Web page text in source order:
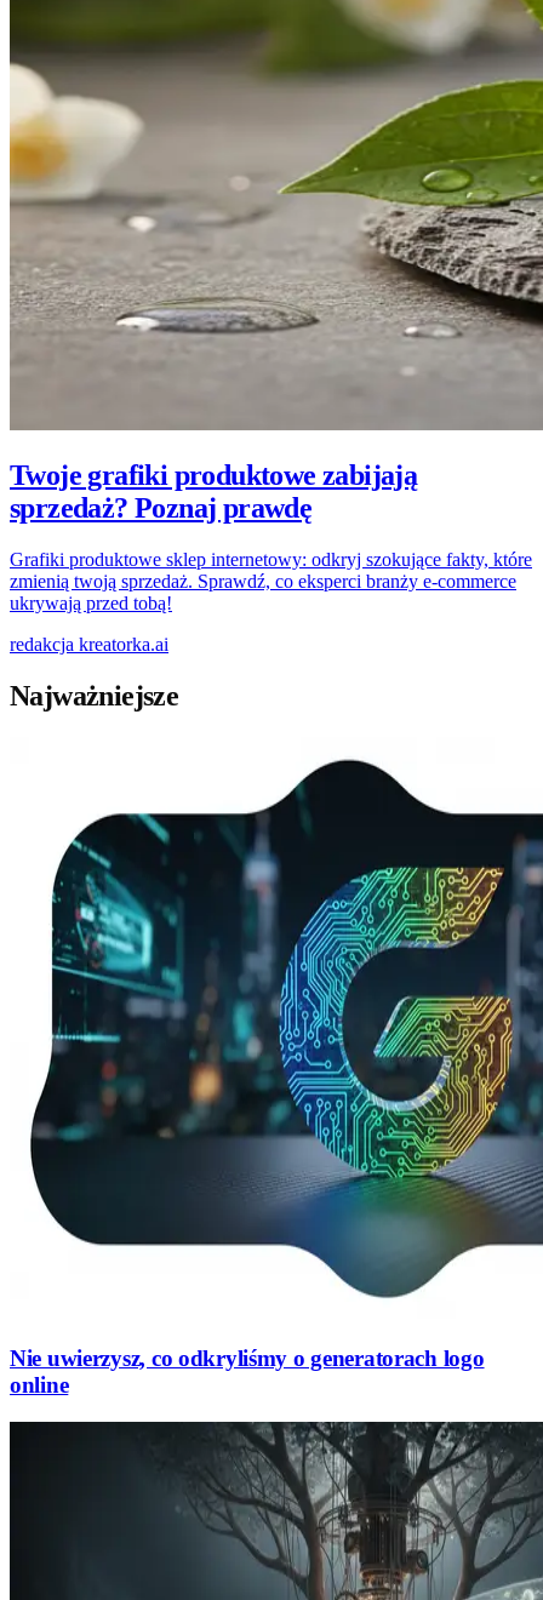
Twoje grafiki produktowe zabijają
sprzedaż? Poznaj prawdę
Grafiki produktowe sklep internetowy: odkryj szokujące fakty, które
zmienią twoją sprzedaż. Sprawdź, co eksperci branży e-commerce
ukrywają przed tobą!
redakcja kreatorka.ai
Najważniejsze
Nie uwierzysz, co odkryliśmy o generatorach logo
online